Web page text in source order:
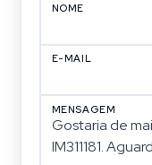
NOME
E-MAIL
MENSAGEM